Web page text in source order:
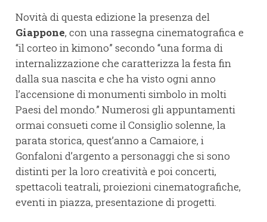
Novità di questa edizione la presenza del
Giappone, con una rassegna cinematografica e
“il corteo in kimono” secondo “una forma di
internalizzazione che caratterizza la festa fin
dalla sua nascita e che ha visto ogni anno
l’accensione di monumenti simbolo in molti
Paesi del mondo.” Numerosi gli appuntamenti
ormai consueti come il Consiglio solenne, la
parata storica, quest’anno a Camaiore, i
Gonfaloni d’argento a personaggi che si sono
distinti per la loro creatività e poi concerti,
spettacoli teatrali, proiezioni cinematografiche,
eventi in piazza, presentazione di progetti.